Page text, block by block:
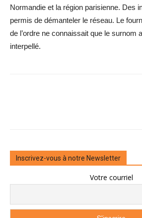
Normandie et la région parisienne. Des
permis de démanteler le réseau. Le
de l’ordre ne connaissait que le ­surnom
interpellé.
Inscrivez-vous à notre Newsletter
Votre courriel